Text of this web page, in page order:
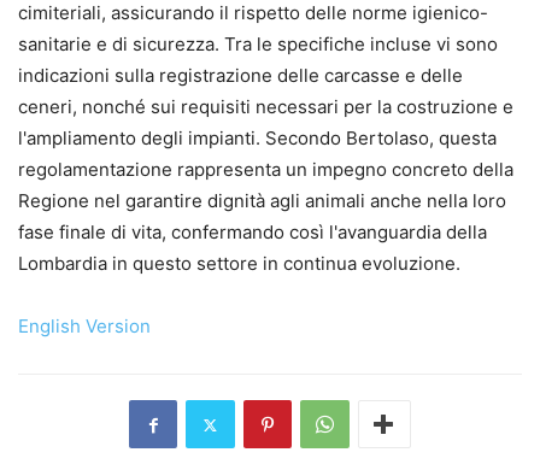
cimiteriali, assicurando il rispetto delle norme igienico-
sanitarie e di sicurezza. Tra le specifiche incluse vi sono
indicazioni sulla registrazione delle carcasse e delle
ceneri, nonché sui requisiti necessari per la costruzione e
l'ampliamento degli impianti. Secondo Bertolaso, questa
regolamentazione rappresenta un impegno concreto della
Regione nel garantire dignità agli animali anche nella loro
fase finale di vita, confermando così l'avanguardia della
Lombardia in questo settore in continua evoluzione.
English Version